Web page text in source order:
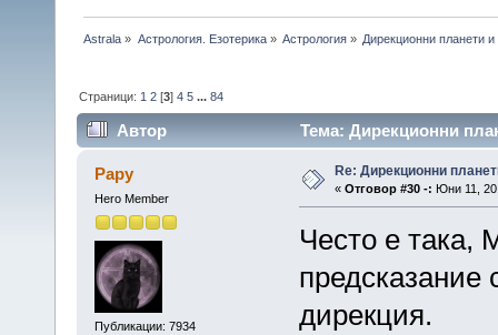
Astrala » Астрология. Езотерика» Астрология» Дирекционни планети и
Страници: 1 2 [3]4 5 ...84
Автор Тема: Дирекционни
Papy
Hero Member
Публикации: 7934
Re: Дирекционни
« Отговор #30 -: Юни 11,
Често е така,
предсказание
дирекция.